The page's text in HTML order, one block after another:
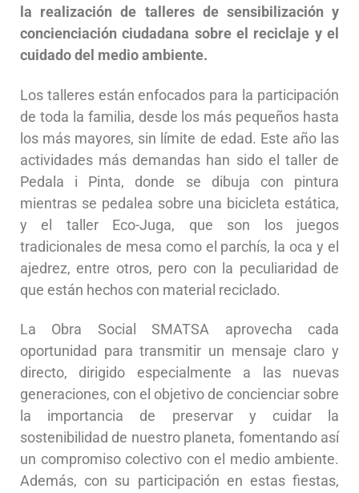
la realización de talleres de sensibilización y
concienciación ciudadana sobre el reciclaje y el
cuidado del medio ambiente.
Los talleres están enfocados para la participación
de toda la familia, desde los más pequeños hasta
los más mayores, sin límite de edad. Este año las
actividades más demandas han sido el taller de
Pedala i Pinta, donde se dibuja con pintura
mientras se pedalea sobre una bicicleta estática,
y el taller Eco-Juga, que son los juegos
tradicionales de mesa como el parchís, la oca y el
ajedrez, entre otros, pero con la peculiaridad de
que están hechos con material reciclado.
La Obra Social SMATSA aprovecha cada
oportunidad para transmitir un mensaje claro y
directo, dirigido especialmente a las nuevas
generaciones, con el objetivo de concienciar sobre
la importancia de preservar y cuidar la
sostenibilidad de nuestro planeta, fomentando así
un compromiso colectivo con el medio ambiente.
Además, con su participación en estas fiestas,